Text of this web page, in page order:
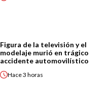
Figura de la televisión y el
modelaje murió en trágico
accidente automovilístico
Hace3 horas